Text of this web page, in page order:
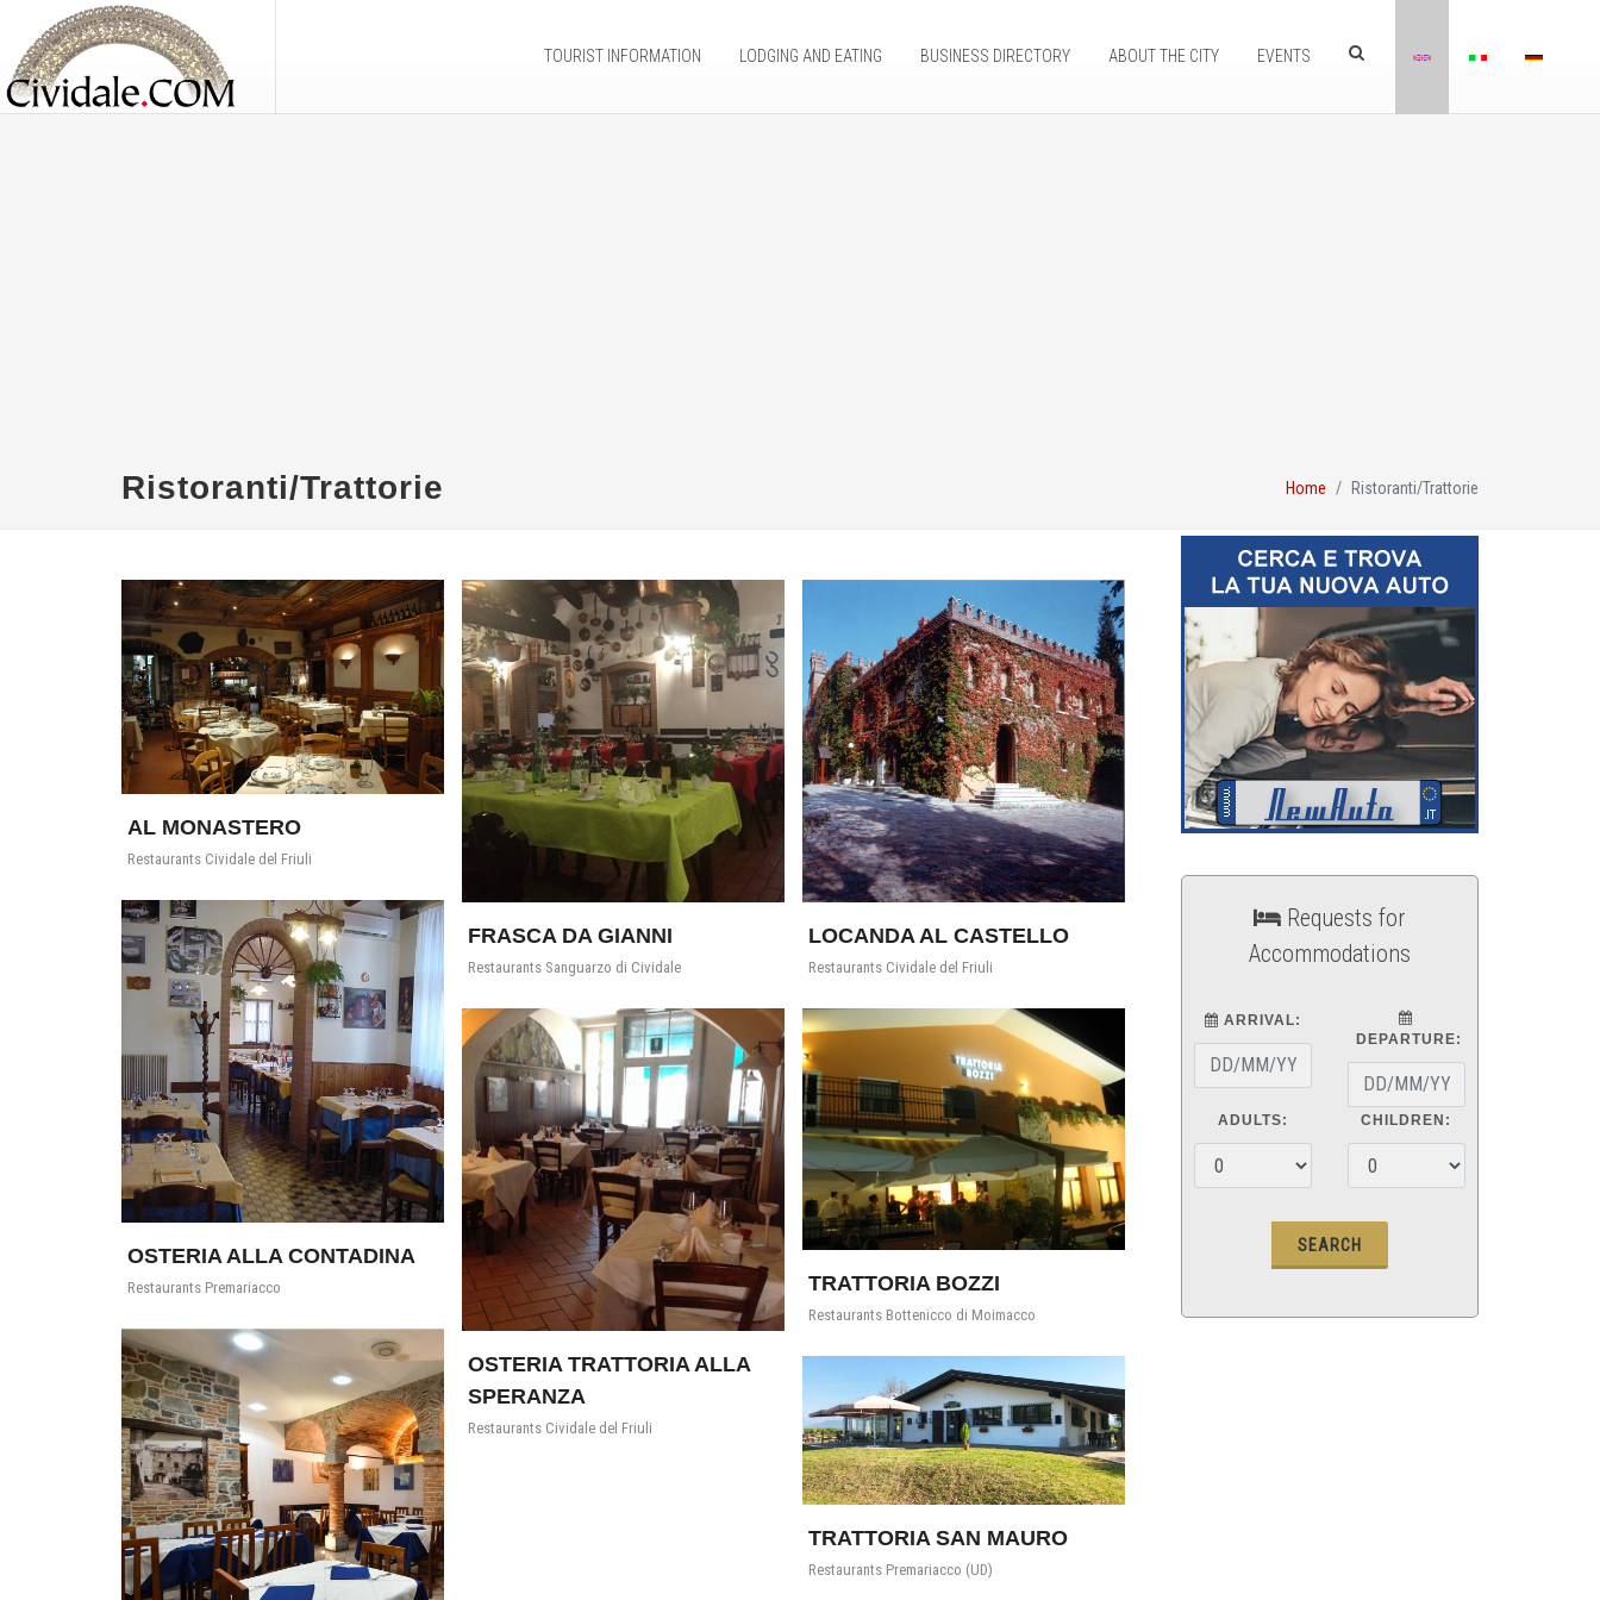
TOURIST INFORMATION LODGING AND EATING BUSINESS DIRECTORY ABOUT THE CITY EVENTS
Ristoranti/Trattorie Home Ristoranti/Trattorie
AL MONASTERO
Restaurants Cividale del Friuli
FRASCA DA GIANNI
Restaurants Sanguarzo di Cividale
LOCANDA AL CASTELLO
Restaurants Cividale del Friuli
OSTERIA ALLA CONTADINA
Restaurants Premariacco
OSTERIA TRATTORIA ALLA
SPERANZA
Restaurants Cividale del Friuli
TRATTORIA BOZZI
Restaurants Bottenicco di Moimacco
TRATTORIA SAN MAURO
Restaurants Premariacco (UD)
Requests for
Accommodations
ARRIVAL:
DEPARTURE:
ADULTS: CHILDREN: